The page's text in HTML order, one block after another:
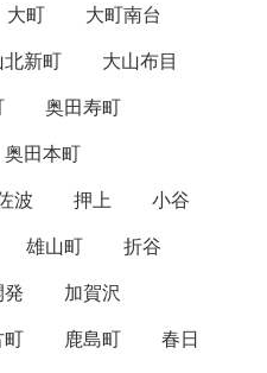
大町
大町南台
北新町
大山布目
奥田寿町
奥田本町
波 押上
小谷
雄山町
折谷
発
加賀沢
町 鹿島町
春日